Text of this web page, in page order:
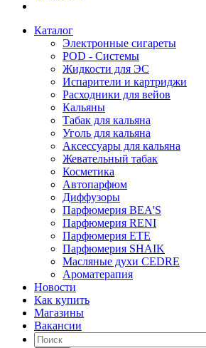
Каталог
Электронные сигареты
POD - Системы
Жидкости для ЭС
Испарители и картриджи
Расходники для вейов
Кальяны
Табак для кальяна
Уголь для кальяна
Аксессуары для кальяна
Жевательный табак
Косметика
Автопарфюм
Диффузоры
Парфюмерия BEA'S
Парфюмерия RENI
Парфюмерия ETE
Парфюмерия SHAIK
Масляные духи CEDRE
Ароматерапия
Новости
Как купить
Магазины
Вакансии